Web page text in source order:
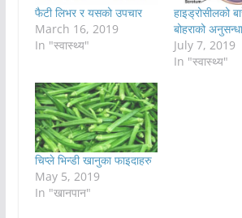
फैटी लिभर र यसको उपचार
March 16, 2019
In "स्वास्थ्य"
हाइड्रोसीलको
बोहराको
July 7, 2019
In "स्वास्थ्य"
चिप्ले भिन्डी खानुका फाइदाहरु
May 5, 2019
In "खानपान"